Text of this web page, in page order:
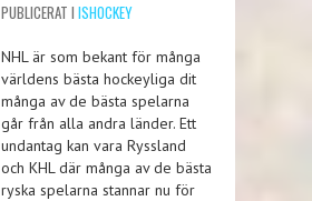
PUBLICERAT I ISHOCKEY
NHL är som bekant för många
världens bästa hockeyliga dit
många av de bästa spelarna
går från alla andra länder. Ett
undantag kan vara Ryssland
och KHL där många av de bästa
ryska spelarna stannar nu för